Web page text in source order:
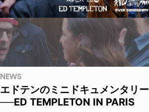
NEWS
エドテンのミニドキュメンタリー
──ED TEMPLETON IN PARIS